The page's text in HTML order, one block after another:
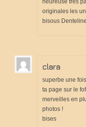
heureuse très
originales les
bisous Denteline
clara
superbe une
ta page sur le
merveilles en
photos !
bises